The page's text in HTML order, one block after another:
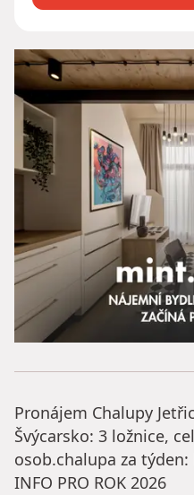
Pronájem Chalupy
Švýcarsko: 3 ložnice,
osob.chalupa za týden:
INFO PRO ROK 2026